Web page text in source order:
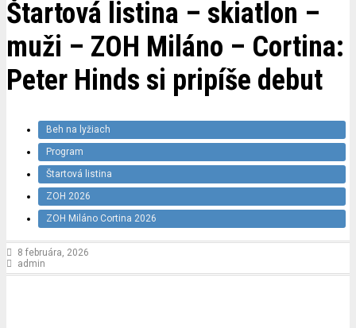
Štartová listina – skiatlon –
muži – ZOH Miláno – Cortina:
Peter Hinds si pripíše debut
Beh na lyžiach
Program
Štartová listina
ZOH 2026
ZOH Miláno Cortina 2026
8 februára, 2026
admin